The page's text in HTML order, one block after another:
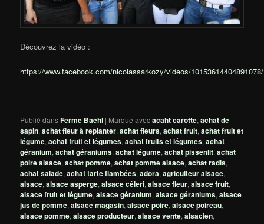
Découvrez la vidéo :
https://www.facebook.com/nicolassarkozy/videos/10153614404891078/
Publié dansFerme Baehl | Marqué avecacaht carotte,achat de
sapin,achat fleur à replanter,achat fleurs,achat fruit,achat fruit et
légume,achat fruit et légumes,achat fruits et légumes,achat
géranium,achat géraniums,achat légume,achat pissenlit,achat
poire alsace,achat pomme,achat pomme alsace,achat radis,
achat salade,achat tarte flambées,adora,agriculteur alsace,
alsace,alsace asperge,alsace céleri,alsace fleur,alsace fruit,
alsace fruit et légume,alsace géranium,alsace géraniums,alsace
jus de pomme,alsace magasin,alsace poire,alsace poireau,
alsace pomme,alsace producteur,alsace vente,alsacien,